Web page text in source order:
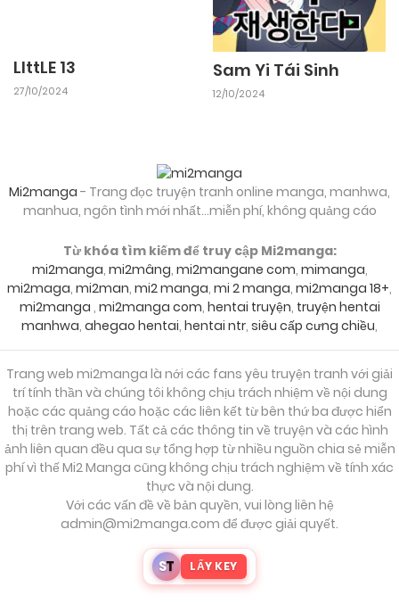
LIttLE 13
27/10/2024
Sam Yi Tái Sinh
12/10/2024
Mi2manga - Trang đọc truyện tranh online manga, manhwa,
manhua, ngôn tình mới nhất...miễn phí, không quảng cáo
Từ khóa tìm kiếm để truy cập Mi2manga:
mi2manga, mi2mâng, mi2mangane com, mimanga,
mi2maga, mi2man, mi2 manga, mi 2 manga, mi2manga 18+,
mi2manga , mi2manga com, hentai truyện, truyện hentai
manhwa, ahegao hentai, hentai ntr, siêu cấp cưng chiều,
Trang web mi2manga là nới các fans yêu truyện tranh với giải
trí tính thần và chúng tôi không chịu trách nhiệm về nội dung
hoặc các quảng cáo hoặc các liên kết từ bên thứ ba được hiển
thị trên trang web. Tất cả các thông tin về truyện và các hình
ảnh liên quan đều qua sự tổng hợp từ nhiều nguồn chia sẻ miễn
phí vì thế Mi2 Manga cũng không chịu trách nghiệm về tính xác
thực và nội dung.
Với các vấn đề về bản quyền, vui lòng liên hệ
admin@mi2manga.com để được giải quyết.
ST LẤY KEY